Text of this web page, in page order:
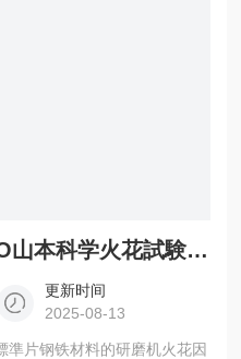
HR15N-85YAMAMOTO山本科学火花試験標準片
更新时间
2025-08-13
準片钢铁材料的研磨机火花因